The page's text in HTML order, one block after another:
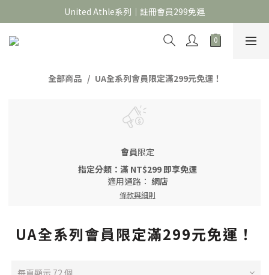
官網限定｜滿 688折＄30，1388折＄60，2688折＄150
United Athle系列｜註冊會員299免運
官網限定｜滿 688折＄30，1388折＄60，2688折＄150
全部商品 UA全系列會員限定滿299元免運！
會員限定
指定分類：滿 NT$299 即享免運
適用通路： 網店
條款與細則
UA全系列會員限定滿299元免運！